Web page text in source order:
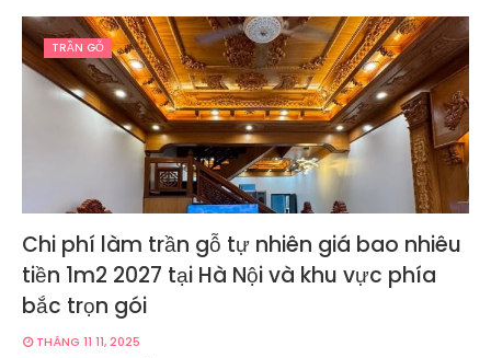
TRẦN GỖ
Chi phí làm trần gỗ tự nhiên giá bao nhiêu
tiền 1m2 2027 tại Hà Nội và khu vực phía
bắc trọn gói
THÁNG 11 11, 2025